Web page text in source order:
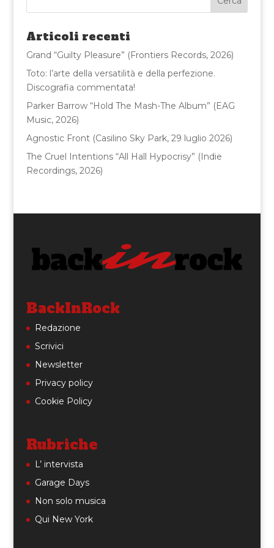
b
o
o
k
r
vi
di
Articoli recenti
Grand “Guilty Pleasure” (Frontiers Records, 2026)
Toto: l’arte della versatilità e della perfezione.
Discografia commentata!
Parker Barrow “Hold The Mash-The Album” (EAG
Music, 2026)
Agnostic Front (Casilino Sky Park, 29 luglio 2026)
The Cruel Intentions “All Hall Hypocrisy” (Indie
Recordings, 2026)
BackInRock
Redazione
Scrivici
Newsletter
Privacy policy
Cookie Policy
Rubriche
L’ intervista
Garage Days
Non solo musica
Qui New York